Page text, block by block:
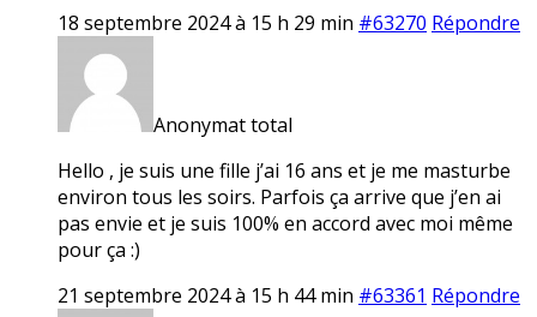
18 septembre 2024 à 15 h 29 min #63270 Répondre
Anonymat total
Hello , je suis une fille j’ai 16 ans et je me masturbe
environ tous les soirs. Parfois ça arrive que j’en ai
pas envie et je suis 100% en accord avec moi même
pour ça :)
21 septembre 2024 à 15 h 44 min #63361 Répondre